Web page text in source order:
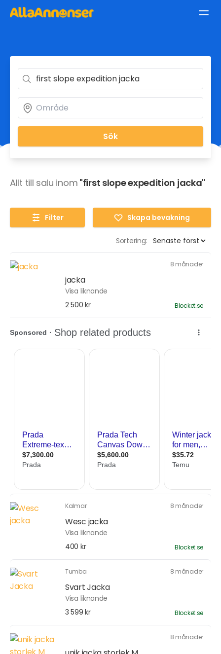
Sök
Allt till salu inom "first slope expedition jacka"
Filter Skapa bevakning
Sortering:
8 månader
jacka
Visa liknande
2 500 kr
Blocket.se
Kalmar 8 månader
Wesc jacka
Visa liknande
400 kr
Blocket.se
Tumba 8 månader
Svart Jacka
Visa liknande
3 599 kr
Blocket.se
8 månader